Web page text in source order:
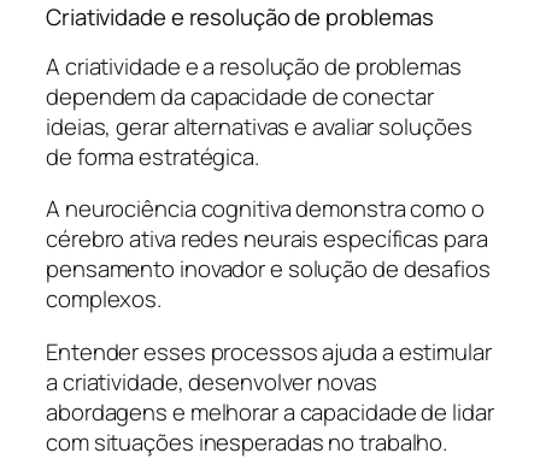
Criatividade e resolução de problemas
A criatividade e a resolução de problemas
dependem da capacidade de conectar
ideias, gerar alternativas e avaliar soluções
de forma estratégica.
A neurociência cognitiva demonstra como o
cérebro ativa redes neurais específicas para
pensamento inovador e solução de desafios
complexos.
Entender esses processos ajuda a estimular
a criatividade, desenvolver novas
abordagens e melhorar a capacidade de lidar
com situações inesperadas no trabalho.